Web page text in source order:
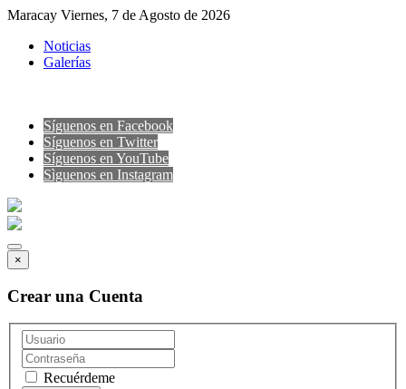
Maracay Viernes, 7 de Agosto de 2026
Noticias
Galerías
Síguenos en Facebook
Síguenos en Twitter
Síguenos en YouTube
Sìguenos en Instagram
×
Crear una Cuenta
Recuérdeme